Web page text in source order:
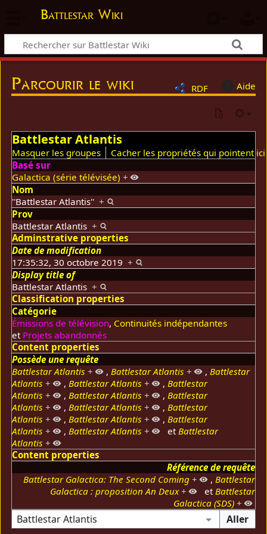
Battlestar Wiki
RDF Aide
Parcourir le wiki
Battlestar Atlantis
Masquer les groupes
Cacher les propriétés qui pointent ici
Basé sur
Galactica (série télévisée) +
Nom
''Battlestar Atlantis''+
Prov
Battlestar Atlantis+
Adminstrative properties
Date de modification
17:35:32, 30 octobre 2019 +
Display title of
Battlestar Atlantis+
Classification properties
Catégorie
Émissions de télévision, Continuités indépendantes
et Projets abandonnés
Content properties
Possède une requête
Battlestar Atlantis + ,Battlestar Atlantis + ,Battlestar
Atlantis + ,Battlestar Atlantis + ,Battlestar
Atlantis + ,Battlestar Atlantis + ,Battlestar
Atlantis + ,Battlestar Atlantis + ,Battlestar
Atlantis + ,Battlestar Atlantis + ,Battlestar
Atlantis + ,Battlestar Atlantis + etBattlestar
Atlantis +
Content properties
Référence de requête
Battlestar Galactica: The Second Coming + , Battlestar
Galactica : proposition An Deux + etBattlestar
Galactica (SDS) +